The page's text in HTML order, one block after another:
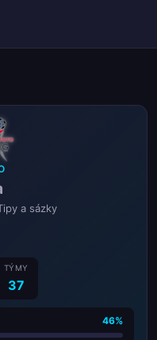
a sázky
TÝMY
37
46%